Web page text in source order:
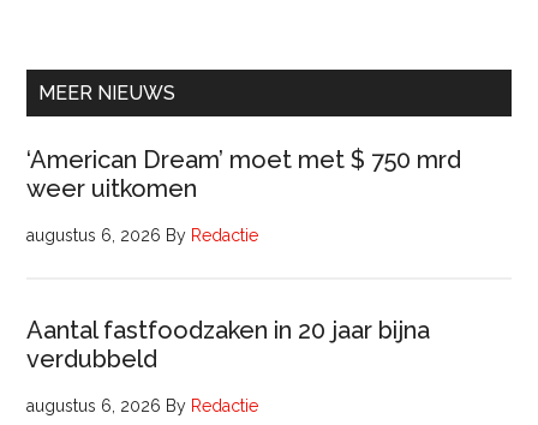
uur)
MEER NIEUWS
‘American Dream’ moet met $ 750 mrd
weer uitkomen
augustus 6, 2026 By Redactie
Aantal fastfoodzaken in 20 jaar bijna
verdubbeld
augustus 6, 2026 By Redactie